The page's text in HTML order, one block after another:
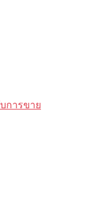
การขาย